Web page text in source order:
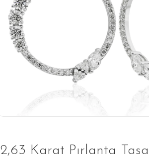
2,63 Karat Pırlanta